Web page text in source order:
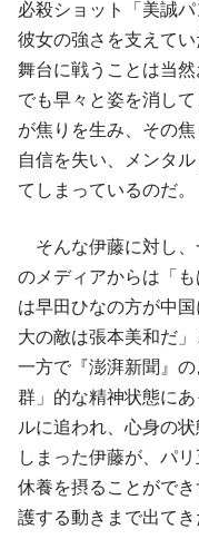
必殺ショット「美誠
彼女の強さを支えて
舞台に戦うことは当
でも早々と姿を消し
が焦りを生み、その
自信を失い、メンタ
てしまっているのだ。
そんな伊藤に対し、
のメディアからは「
は早田ひなの方が中
大の敵は張本美和だ
一方で『澎湃新聞』
群」的な精神状態に
ルに追われ、心身の
しまった伊藤が、パ
休養を摂ることがで
護する動きまで出てき